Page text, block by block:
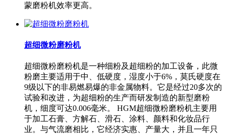
蒙磨粉机效率更高。
超细微粉磨粉机
超细微粉磨粉机是一种细粉及超细粉的加工设备，此微
粉磨主要适用于中、低硬度，湿度小于6%，莫氏硬度在
9级以下的非易燃易爆的非金属物料。它是经过20多次的
试验和改进，为超细粉的生产而研发制造的新型磨粉
机，细度可达0.006毫米。 HGM超细微粉磨粉机主要用
于加工石膏、方解石、滑石、涂料、颜料和化妆品行
业。与气流磨相比，它经济实惠、产量大，并且一年只